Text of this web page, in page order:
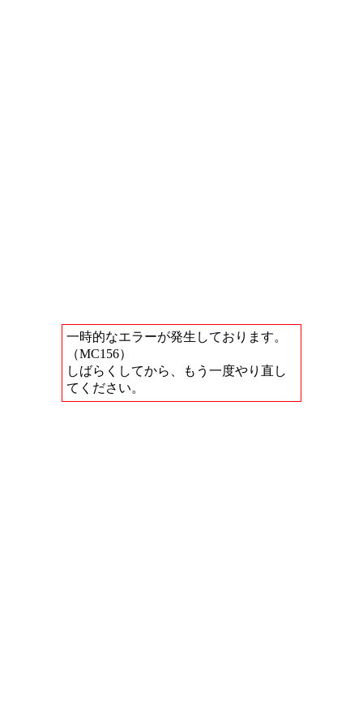
一時的なエラーが発生しております。
（MC156）
しばらくしてから、もう一度やり直し
てください。